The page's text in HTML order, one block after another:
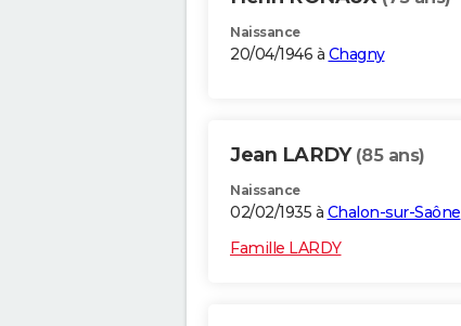
Naissance
20/04/1946 à Chagny
Jean LARDY (85 ans)
Naissance
02/02/1935 à Chalon-sur-Saône
Famille LARDY